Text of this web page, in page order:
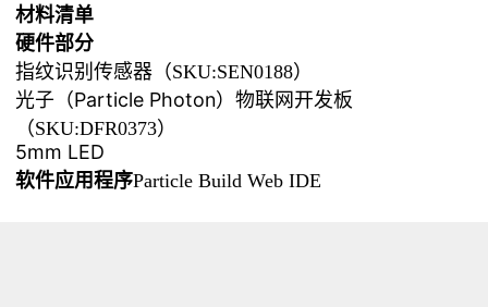
材料清单
硬件部分
指纹识别传感器 （SKU:SEN0188）
光子（Particle Photon）物联网开发板
（SKU:DFR0373）
5mm LED
软件应用程序Particle Build Web IDE